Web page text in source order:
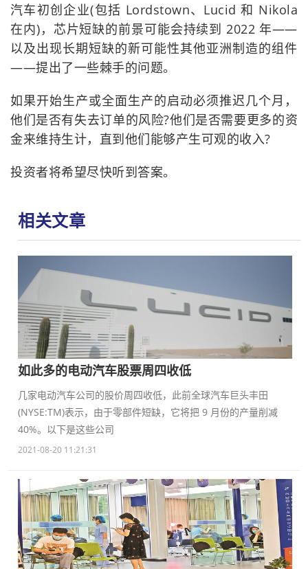
汽车初创企业(包括 Lordstown、Lucid 和 Nikola
在内)，芯片短缺的前景可能会持续到 2022 年——
以及出现长期短缺的新可能性其他亚洲制造的组件
——提出了一些棘手的问题。
如果开始生产或全面生产的启动必须推迟几个月，
他们是否有失去订单的风险?他们是否需要更多的资
金来维持生计，直到他们能够产生可观的收入?
投资者将希望尽快听到答案。
相关文章
如此多的电动汽车股票周四收低
几家电动汽车公司的股价周四收低，此前全球汽车巨头丰田
(NYSE:TM)表示，由于零部件短缺，它将把 9 月份的产量削减
40%。以下是这些公司
2021-08-20 11:21:31